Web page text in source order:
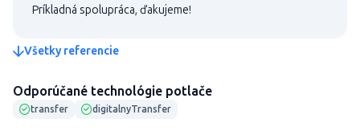
Príkladná spolupráca, ďakujeme!
Všetky referencie
Odporúčané technológie potlače
transfer digitalnyTransfer